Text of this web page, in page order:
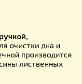
очистки дна и
производится
лиственных